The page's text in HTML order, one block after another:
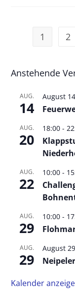
1 2
Anstehende
AUG.
14
August
AUG.
20
18:00 -
AUG.
22
10:00 -
AUG.
29
10:00 -
AUG.
29
August
Kalender